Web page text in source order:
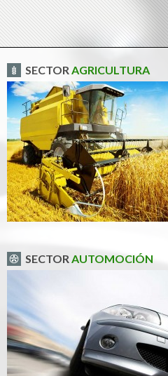
SECTOR AGRICULTURA
SECTOR AUTOMOCIÓN